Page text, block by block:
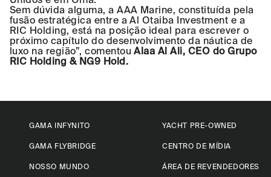
Sem dúvida alguma, a AAA Marine, constituída pela
fusão estratégica entre a Al Otaiba Investment e a
RIC Holding, está na posição ideal para escrever o
próximo capítulo do desenvolvimento da náutica de
luxo na região”, comentouAlaa Al Ali, CEO do Grupo
RIC Holding & NG9 Hold.
GAMA INFYNITO
GAMA FLYBRIDGE
NOSSO MUNDO
YACHT PRE-OWNED
CENTRO DE MÍDIA
ÁREA DE REVENDEDORES